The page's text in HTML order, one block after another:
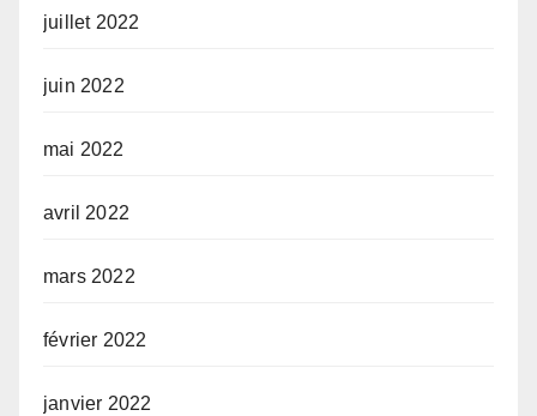
juillet 2022
juin 2022
mai 2022
avril 2022
mars 2022
février 2022
janvier 2022